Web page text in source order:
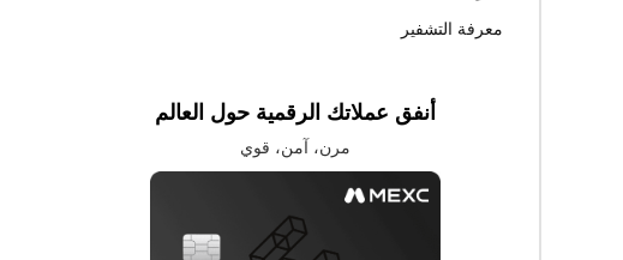
معرفة التشفير
أنفق عملاتك الرقمية حول العالم
مرن، آمن، قوي